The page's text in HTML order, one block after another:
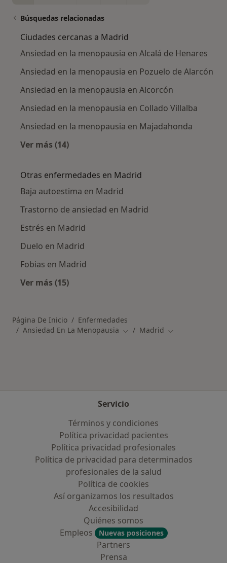
Búsquedas relacionadas
Ciudades cercanas a Madrid
Ansiedad en la menopausia en Alcalá de Henares
Ansiedad en la menopausia en Pozuelo de Alarcón
Ansiedad en la menopausia en Alcorcón
Ansiedad en la menopausia en Collado Villalba
Ansiedad en la menopausia en Majadahonda
Ver más (14)
Otras enfermedades en Madrid
Baja autoestima en Madrid
Trastorno de ansiedad en Madrid
Estrés en Madrid
Duelo en Madrid
Fobias en Madrid
Ver más (15)
Página De Inicio
Enfermedades
Ansiedad En La Menopausia Cambiar de ciudad
Madrid Cambiar de
Servicio
Términos y condiciones
Política privacidad pacientes
Política privacidad profesionales
Política de privacidad para determinados
profesionales de la salud
Política de cookies
Así organizamos los resultados
Accesibilidad
Quiénes somos
Empleos
Nuevas posiciones
Partners
Prensa